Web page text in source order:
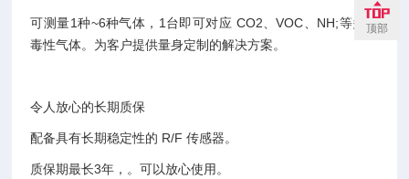
可测量1种~6种气体，1台即可对应 CO2、VOC、NH;等多种
毒性气体。为客户提供量身定制的解决方案。
令人放心的长期质保
配备具有长期稳定性的 R/F 传感器。
质保期最长3年，。可以放心使用。
顶部